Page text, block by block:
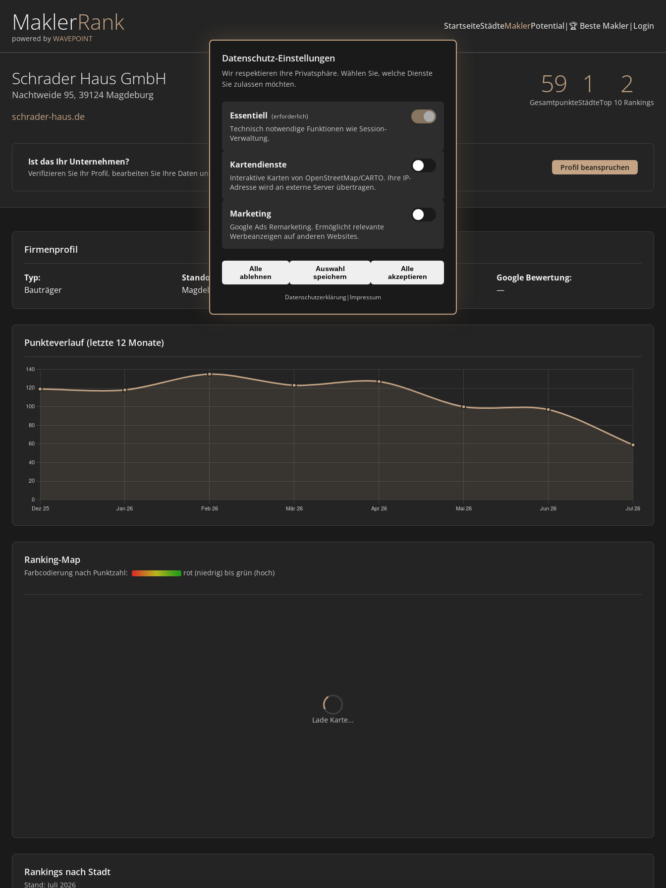
MaklerRank
powered by WAVEPOINT
StartseiteStädteMaklerPotential| 🏆 Beste Makler| Login
Datenschutz-Einstellungen
Wir respektieren Ihre Privatsphäre. Wählen Sie, welche Dienste
Sie zulassen möchten.
Essentiell (erforderlich)
Technisch notwendige Funktionen wie Session-
Verwaltung.
Kartendienste
Interaktive Karten von OpenStreetMap/CARTO. Ihre IP-
Adresse wird an externe Server übertragen.
Marketing
Google Ads Remarketing. Ermöglicht relevante
Werbeanzeigen auf anderen Websites.
Alle
ablehnen
Auswahl
speichern
Alle
akzeptieren
Datenschutzerklärung| Impressum
Schrader Haus GmbH
Nachtweide 95, 39124 Magdeburg
schrader-haus.de
59
Gesamtpunkte
1
Städte
2
Top 10 Rankings
Ist das Ihr Unternehmen?
Verifizieren Sie Ihr Profil, bearbeiten Sie Ihre Daten und erhalten Sie monatliche Ranking-Updates.
Profil beanspruchen
Firmenprofil
Typ:
Bauträger
Standort:
Magdeburg
Domain:
Google Bewertung:
—
Punkteverlauf (letzte 12 Monate)
Ranking-Map
Farbcodierung nach Punktzahl: rot (niedrig) bis grün (hoch)
Lade Karte...
Rankings nach Stadt
Stand: Juli 2026